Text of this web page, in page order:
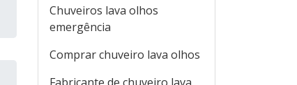
Chuveiros lava olhos
emergência
Comprar chuveiro lava olhos